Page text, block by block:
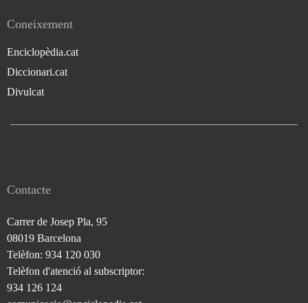
Coneixement
Enciclopèdia.cat
Diccionari.cat
Divulcat
Contacte
Carrer de Josep Pla, 95
08019 Barcelona
Telèfon: 934 120 030
Telèfon d'atenció al subscriptor:
934 126 124